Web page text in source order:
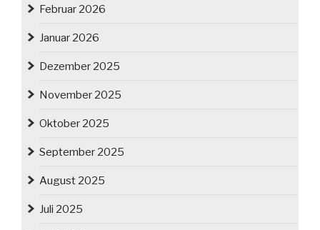
Februar 2026
Januar 2026
Dezember 2025
November 2025
Oktober 2025
September 2025
August 2025
Juli 2025